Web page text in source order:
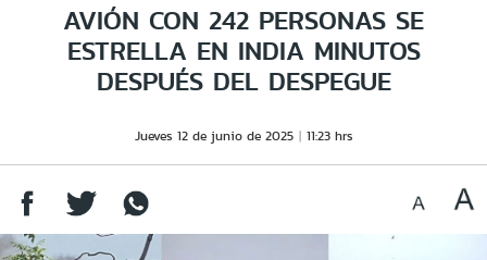
AVIÓN CON 242 PERSONAS SE
ESTRELLA EN INDIA MINUTOS
DESPUÉS DEL DESPEGUE
Jueves 12 de junio de 2025 11:23 hrs